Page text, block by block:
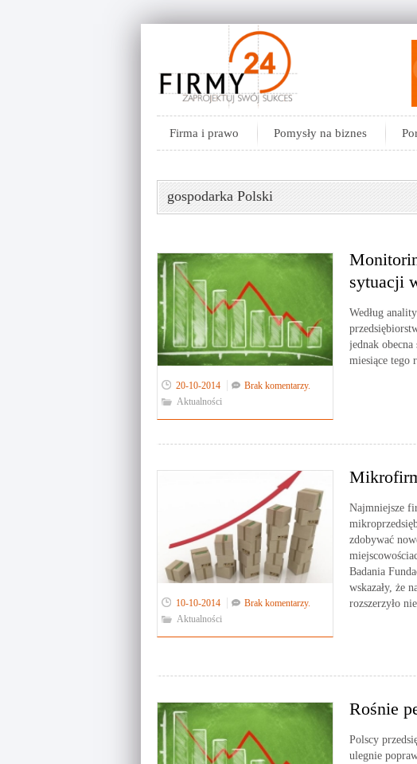
Firma i prawo Pomysły na biznes
gospodarka Polski
20-10-2014
Brak komentarzy.
Aktualności
sytuacji
Według
jednak
miesiące tego
10-10-2014
Brak komentarzy.
Aktualności
Najmniejsze
zdobywać
Badania
wskazały, że
rozszerzyło
Rośnie
Polscy
ulegnie